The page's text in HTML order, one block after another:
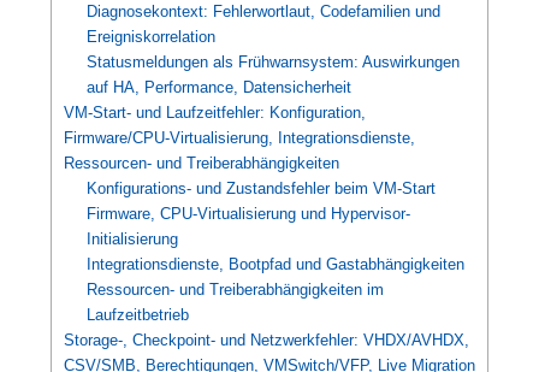
Diagnosekontext: Fehlerwortlaut, Codefamilien und
Ereigniskorrelation
Statusmeldungen als Frühwarnsystem: Auswirkungen
auf HA, Performance, Datensicherheit
VM-Start- und Laufzeitfehler: Konfiguration,
Firmware/CPU-Virtualisierung, Integrationsdienste,
Ressourcen- und Treiberabhängigkeiten
Konfigurations- und Zustandsfehler beim VM-Start
Firmware, CPU-Virtualisierung und Hypervisor-
Initialisierung
Integrationsdienste, Bootpfad und Gastabhängigkeiten
Ressourcen- und Treiberabhängigkeiten im
Laufzeitbetrieb
Storage-, Checkpoint- und Netzwerkfehler: VHDX/AVHDX,
CSV/SMB, Berechtigungen, VMSwitch/VFP, Live Migration